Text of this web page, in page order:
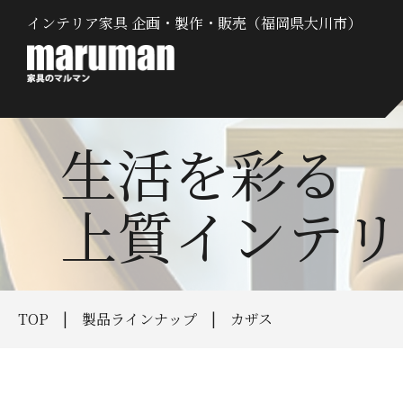
インテリア家具 企画・製作・販売（福岡県大川市）
生活を彩る
上質インテ
TOP 製品ラインナップ カザス